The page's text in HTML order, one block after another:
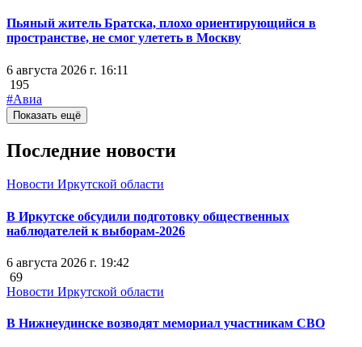
Пьяный житель Братска, плохо ориентирующийся в
пространстве, не смог улететь в Москву
6 августа 2026 г. 16:11
195
#Авиа
Показать ещё
Последние новости
Новости Иркутской области
В Иркутске обсудили подготовку общественных
наблюдателей к выборам-2026
6 августа 2026 г. 19:42
69
Новости Иркутской области
В Нижнеудинске возводят мемориал участникам СВО